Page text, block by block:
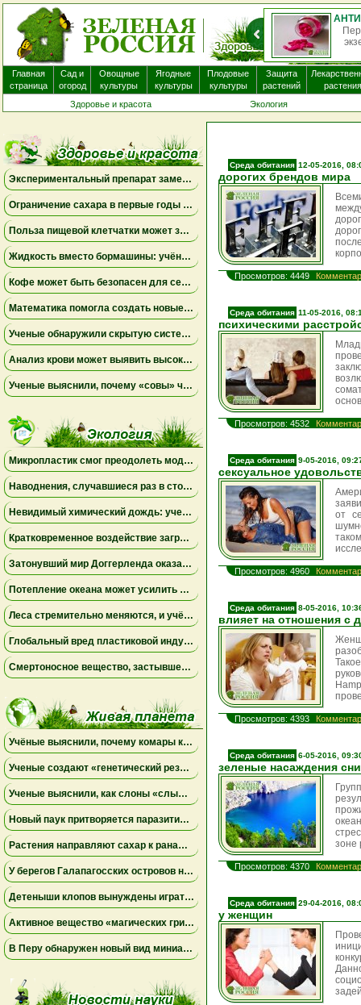
Главная
страница
Сад и
огород
Овощные
культуры
Ягодные
культуры
Плодовые
культуры
Защита
растений
растения
Здоровье и красота
Экология
Экспериментальный препарат замедлил развитие смертельного заболевания мозга у женщин
Ограничение сахара в первые годы жизни может снизить риск болезни Альцгеймера
Польза пищевой клетчатки может зависеть от конкретных бактерий в кишечнике
Жидкость вместо бормашины: учёные подтвердили эффективность нового метода лечения детского кариеса
Кофе может быть безопасен для сердца, а энергетики — повышать риск аритмии
Математика помогла создать новые биомаркеры для прогнозирования рака молочной железы
Ученые обнаружили скрытую систему очистки в задней части глаза
Анализ крови может выявить высокий риск болезни Альцгеймера за десять лет до появления симптомов
Ученые выяснили, почему «совы» чаще набирают жир в области живота
Микропластик смог преодолеть модель плацентарного барьера и повлиял на гормоны беременности
Наводнения, случавшиеся раз в столетие, могут превратиться в новую норму
Невидимый химический дождь: ученые обнаружили глобальное загрязнение «вечным химикатом», которое охватило всю планету
Кратковременное воздействие загрязнённого воздуха влияет не только на лёгкие, но и на мозг
Затонувший мир Доггерленда оказался зелёным убежищем: древняя ДНК раскрыла тайны ледникового периода
Потепление океана может усилить роль крошечного микроба, контролирующего морские питательные вещества
Леса стремительно меняются, и учёные бьют тревогу
Глобальный вред пластиковой индустрии для здоровья людей может удвоиться к 2040 году
Смертоносное вещество, застывшее во льду, могло запустить зарождение жизни на Земле
Учёные выяснили, почему комары кусают одних людей чаще, чем других
Ученые создают «генетический резерв» коал, замораживая яйцеклетки и сперматозоиды
Ученые выяснили, как слоны «слышат» шаги и передают сообщения через землю
Новый паук притворяется паразитическим грибом
Растения направляют сахар к ранам, чтобы быстрее восстановиться
У берегов Галапагосских островов нашли крошечного синего осьминога нового вида
Детеныши клопов вынуждены играть в «рулетку», чтобы вовремя найти бактерий-партнеров для выживания
Активное вещество «магических грибов» сделало рыб менее агрессивными и менее активными
В Перу обнаружен новый вид миниатюрной сумчатой лягушки, вынашивающей потомство на спине
Среда обитания 12-05-2016,
дорогих брендов мира
Просмотров: 4449
Среда обитания 11-05-2016,
психическими
Просмотров: 4532
Среда обитания 9-05-2016,
сексуальное
от
Просмотров: 4960
Среда обитания 8-05-2016,
влияет на отношения с
Просмотров: 4393
Среда обитания 6-05-2016,
зеленые насаждения
зоне
Просмотров: 4370
Среда обитания 29-04-2016,
у женщин